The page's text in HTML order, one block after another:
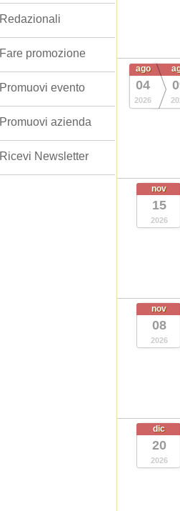
ago
04
2026
nov
15
2026
nov
08
2026
dic
20
2026
Redazionali
Fare promozione
Promuovi evento
Promuovi azienda
Ricevi Newsletter